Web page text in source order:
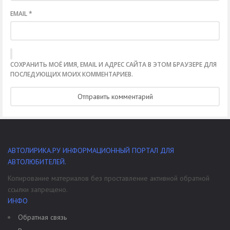
EMAIL*
СОХРАНИТЬ МОЁ ИМЯ, EMAIL И АДРЕС САЙТА В ЭТОМ БРАУЗЕРЕ ДЛЯ
ПОСЛЕДУЮЩИХ МОИХ КОММЕНТАРИЕВ.
АВТОЛИРИКА.РУ ИНФОРМАЦИОННЫЙ ПОРТАЛ ДЛЯ
АВТОЛЮБИТЕЛЕЙ.
Копирование материалов без проставление активной обратной
ссылки запрещено.
ИНФО
Обратная связь